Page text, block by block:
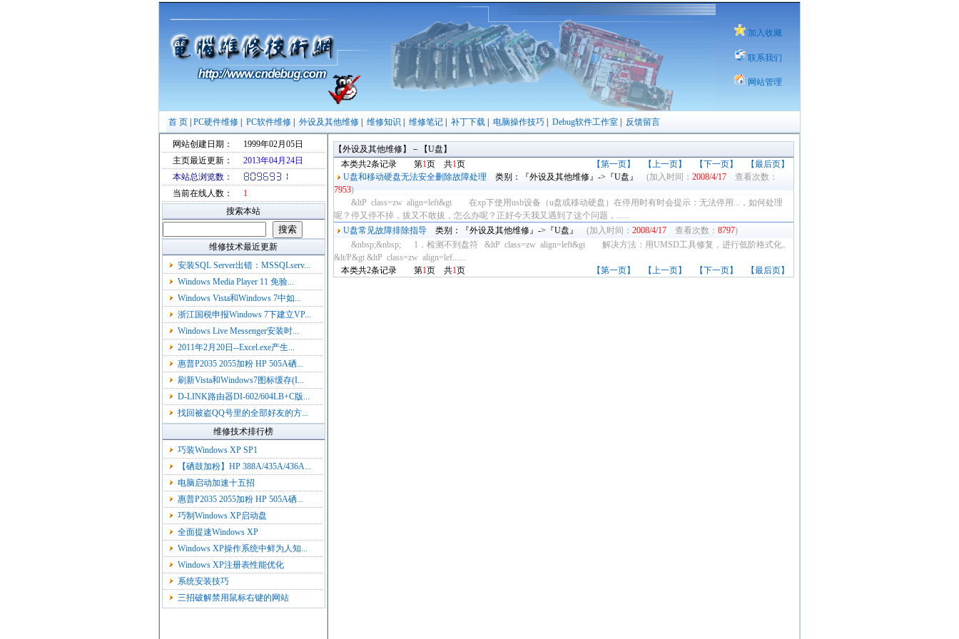
加入收藏
联系我们
网站管理
首 页 PC硬件维修 PC软件维修 外设及其他维修 维修知识 维修笔记 补丁下载 电脑操作技巧 Debug软件工作室 反馈留言
网站创建日期：
1999年02月05日
主页最近更新：
2013年04月24日
本站总浏览数：
当前在线人数：
1
搜索本站
维修技术最近更新
安装SQL Server出错：MSSQLserv...
Windows Media Player 11 免验...
Windows Vista和Windows 7中如...
浙江国税申报Windows 7下建立VP...
Windows Live Messenger安装时...
2011年2月20日--Excel.exe产生...
惠普P2035 2055加粉 HP 505A硒...
刷新Vista和Windows7图标缓存(I...
D-LINK路由器DI-602/604LB+C版...
找回被盗QQ号里的全部好友的方...
维修技术排行榜
巧装Windows XP SP1
【硒鼓加粉】HP 388A/435A/436A...
电脑启动加速十五招
惠普P2035 2055加粉 HP 505A硒...
巧制Windows XP启动盘
全面提速Windows XP
Windows XP操作系统中鲜为人知...
Windows XP注册表性能优化
系统安装技巧
三招破解禁用鼠标右键的网站
【外设及其他维修】－【U盘】
本类共2条记录 第1页 共1页 【第一页】 【上一页】 【下一页】
【最后页】
U盘和移动硬盘无法安全删除故障处理 类别：『外设及其他维修』->『U盘』 (加入时间： 2008/4/17 查看次数：
7953)
&ltP class=zw align=left&gt 在xp下使用usb设备（u盘或移动硬盘）在停用时有时会提示：无法停用...，如何处理
呢？停又停不掉，拔又不敢拔，怎么办呢？正好今天我又遇到了这个问题，......
U盘常见故障排除指导 类别：『外设及其他维修』->『U盘』 (加入时间： 2008/4/17 查看次数： 8797)
&nbsp;&nbsp; 1．检测不到盘符 &ltP class=zw align=left&gt 解决方法：用UMSD工具修复，进行低阶格式化。
&lt/P&gt &ltP class=zw align=lef......
本类共2条记录 第1页 共1页 【第一页】 【上一页】 【下一页】 【最后页】